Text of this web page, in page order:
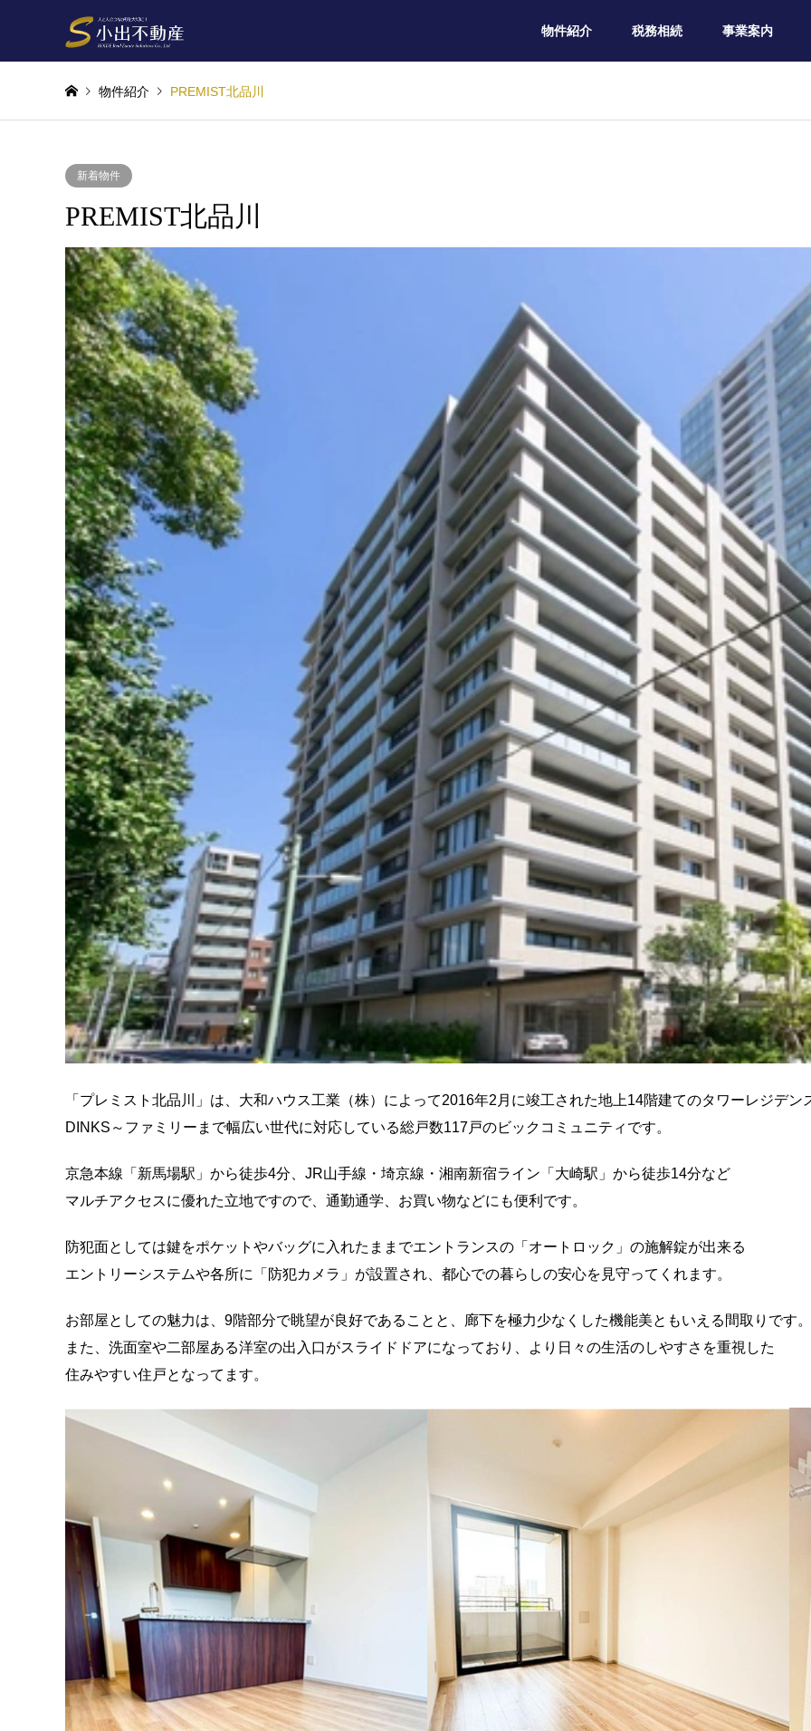
物件紹介 税務相続 事業案内
物件紹介 PREMIST北品川
新着物件
PREMIST北品川
「プレミスト北品川」は、大和ハウス工業（株）によって2016年2月に竣工された地上14階建てのタワーレジデン
DINKS～ファミリーまで幅広い世代に対応している総戸数117戸のビックコミュニティです。
京急本線「新馬場駅」から徒歩4分、JR山手線・埼京線・湘南新宿ライン「大崎駅」から徒歩14分など
マルチアクセスに優れた立地ですので、通勤通学、お買い物などにも便利です。
防犯面としては鍵をポケットやバッグに入れたままでエントランスの「オートロック」の施解錠が出来る
エントリーシステムや各所に「防犯カメラ」が設置され、都心での暮らしの安心を見守ってくれます。
お部屋としての魅力は、9階部分で眺望が良好であることと、廊下を極力少なくした機能美ともいえる間取りです。
また、洗面室や二部屋ある洋室の出入口がスライドドアになっており、より日々の生活のしやすさを重視した
住みやすい住戸となってます。